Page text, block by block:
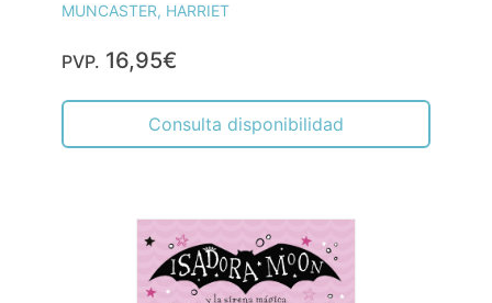
MUNCASTER, HARRIET
PVP. 16,95€
Consulta disponibilidad